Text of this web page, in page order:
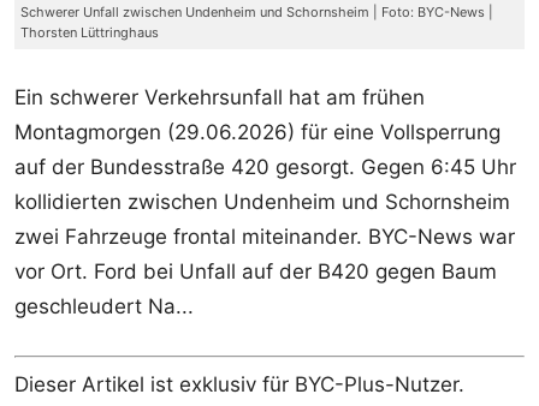
Schwerer Unfall zwischen Undenheim und Schornsheim | Foto: BYC-News |
Thorsten Lüttringhaus
Ein schwerer Verkehrsunfall hat am frühen
Montagmorgen (29.06.2026) für eine Vollsperrung
auf der Bundesstraße 420 gesorgt. Gegen 6:45 Uhr
kollidierten zwischen Undenheim und Schornsheim
zwei Fahrzeuge frontal miteinander. BYC-News war
vor Ort. Ford bei Unfall auf der B420 gegen Baum
geschleudert Na...
Dieser Artikel ist exklusiv für BYC-Plus-Nutzer.